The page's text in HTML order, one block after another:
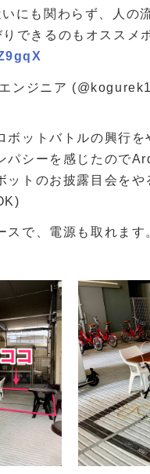
にも関わらず、人の
できるのもオススメ
ンジニア
ボットバトルの興行
パシーを感じたので
ットのお披露目会を
スで、電源も取れま